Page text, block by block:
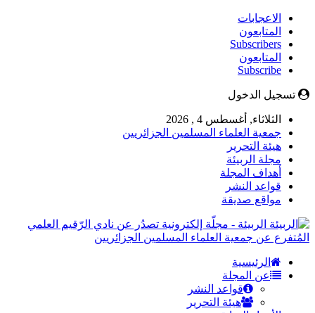
الاعجابات
المتابعون
Subscribers
المتابعون
Subscribe
تسجيل الدخول
الثلاثاء, أغسطس 4 , 2026
جمعية العلماء المسلمين الجزائريين
هيئة التحرير
مجلة الربيئة
أهداف المجلة
قواعد النشر
مواقع صديقة
الربيئة - مجلّة إلكترونية تصدُر عن نادي الرّقيم العلمي
المُتفرع عن جمعية العلماء المسلمين الجزائريين
الرئيسية
عن المجلة
قواعد النشر
هيئة التحرير